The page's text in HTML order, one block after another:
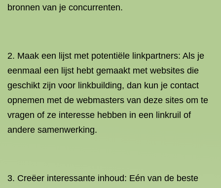
bronnen van je concurrenten.
2. Maak een lijst met potentiële linkpartners: Als je
eenmaal een lijst hebt gemaakt met websites die
geschikt zijn voor linkbuilding, dan kun je contact
opnemen met de webmasters van deze sites om te
vragen of ze interesse hebben in een linkruil of
andere samenwerking.
3. Creëer interessante inhoud: Eén van de beste